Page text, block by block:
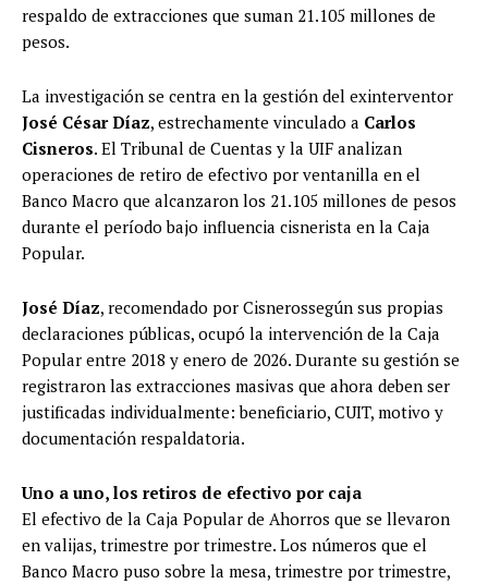
respaldo de extracciones que suman 21.105 millones de
pesos.
La investigación se centra en la gestión del exinterventor
José César Díaz, estrechamente vinculado a Carlos
Cisneros. El Tribunal de Cuentas y la UIF analizan
operaciones de retiro de efectivo por ventanilla en el
Banco Macro que alcanzaron los 21.105 millones de pesos
durante el período bajo influencia cisnerista en la Caja
Popular.
José Díaz, recomendado por Cisnerossegún sus propias
declaraciones públicas, ocupó la intervención de la Caja
Popular entre 2018 y enero de 2026. Durante su gestión se
registraron las extracciones masivas que ahora deben ser
justificadas individualmente: beneficiario, CUIT, motivo y
documentación respaldatoria.
Uno a uno, los retiros de efectivo por caja
El efectivo de la Caja Popular de Ahorros que se llevaron
en valijas, trimestre por trimestre. Los números que el
Banco Macro puso sobre la mesa, trimestre por trimestre,